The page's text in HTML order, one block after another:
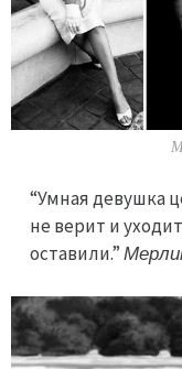
“Умная девушка
не верит и
оставили.”